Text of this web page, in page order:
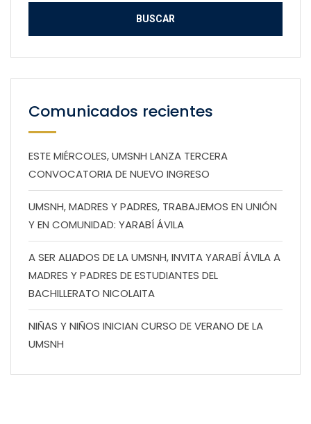
Comunicados recientes
ESTE MIÉRCOLES, UMSNH LANZA TERCERA
CONVOCATORIA DE NUEVO INGRESO
UMSNH, MADRES Y PADRES, TRABAJEMOS EN UNIÓN
Y EN COMUNIDAD: YARABÍ ÁVILA
A SER ALIADOS DE LA UMSNH, INVITA YARABÍ ÁVILA A
MADRES Y PADRES DE ESTUDIANTES DEL
BACHILLERATO NICOLAITA
NIÑAS Y NIÑOS INICIAN CURSO DE VERANO DE LA
UMSNH